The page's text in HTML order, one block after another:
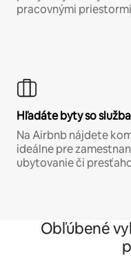
pracovnými
Hľadáte byty so
Na Airbnb nájdete
ideálne pre
ubytovanie či
Obľúbené